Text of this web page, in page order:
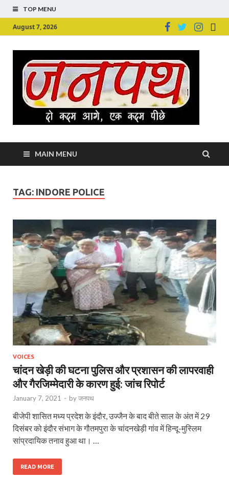
TOP MENU
August 7, 2026
MAIN MENU
TAG: INDORE POLICE
VOICES
चांदन खेड़ी की घटना पुलिस और प्रशासन की लापरवाही
और गैरजिम्मेदारी के कारण हुई: जांच रिपोर्ट
January 7, 2021 - byजनपथ
बीजेपी शासित मध्य प्रदेश के इंदौर, उज्जैन के बाद बीते साल के अंत में 29
दिसंबर को इंदौर संभाग के गौतमपुरा के चांदनखेड़ी गांव में हिन्दू-मुस्लिम
सांप्रदायिक तनाव हुआ था। …
READ MORE